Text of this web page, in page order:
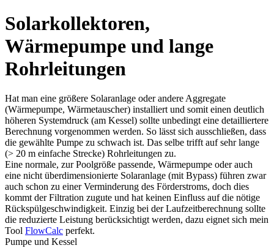
Solarkollektoren,
Wärmepumpe und lange
Rohrleitungen
Hat man eine größere Solaranlage oder andere Aggregate
(Wärmepumpe, Wärmetauscher) installiert und somit einen deutlich
höheren Systemdruck (am Kessel) sollte unbedingt eine detailliertere
Berechnung vorgenommen werden. So lässt sich ausschließen, dass
die gewählte Pumpe zu schwach ist. Das selbe trifft auf sehr lange
(> 20 m einfache Strecke) Rohrleitungen zu.
Eine normale, zur Poolgröße passende, Wärmepumpe oder auch
eine nicht überdimensionierte Solaranlage (mit Bypass) führen zwar
auch schon zu einer Verminderung des Förderstroms, doch dies
kommt der Filtration zugute und hat keinen Einfluss auf die nötige
Rückspülgeschwindigkeit. Einzig bei der Laufzeitberechnung sollte
die reduzierte Leistung berücksichtigt werden, dazu eignet sich mein
Tool FlowCalc perfekt.
Pumpe und Kessel